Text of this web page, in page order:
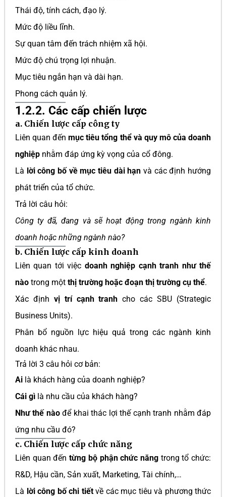
Thái độ, tính cách, đạo lý.
Mức độ liều lĩnh.
Sự quan tâm đến trách nhiệm xã hội.
Mức độ chú trọng lợi nhuận.
Mục tiêu ngắn hạn và dài hạn.
Phong cách quản lý.
1.2.2. Các cấp chiến lược
a. Chiến lược cấp công ty
Liên quan đếnmục tiêu tổng thể và quy mô của doanh
nghiệp nhằm đáp ứng kỳ vọng của cổ đông.
Là lời công bố về mục tiêu dài hạn và các định hướng
phát triển của tổ chức.
Trả lời câu hỏi:
Công ty đã, đang và sẽ hoạt động trong ngành kinh
doanh hoặc những ngành nào?
b. Chiến lược cấp kinh doanh
Liên quan tới việc doanh nghiệp cạnh tranh như thế
nào trong một thị trường hoặc đoạn thị trường cụ thể.
Xác định vị trí cạnh tranh cho các SBU (Strategic
Business Units).
Phân bổ nguồn lực hiệu quả trong các ngành kinh
doanh khác nhau.
Trả lời 3 câu hỏi cơ bản:
Ai là khách hàng của doanh nghiệp?
Cái gì là nhu cầu của khách hàng?
Như thế nàođể khai thác lợi thế cạnh tranh nhằm đáp
ứng nhu cầu đó?
c. Chiến lược cấp chức năng
Liên quan đếntừng bộ phận chức năngtrong tổ chức:
R&D, Hậu cần, Sản xuất, Marketing, Tài chính,…
Là lời công bố chi tiếtvề các mục tiêu và phương thức